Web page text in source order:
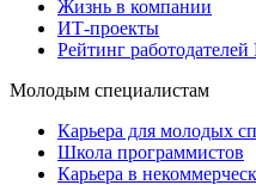
Жизнь в компании
ИТ-проекты
Рейтинг работодателей
Молодым специалистам
Карьера для молодых
Школа программистов
Карьера в